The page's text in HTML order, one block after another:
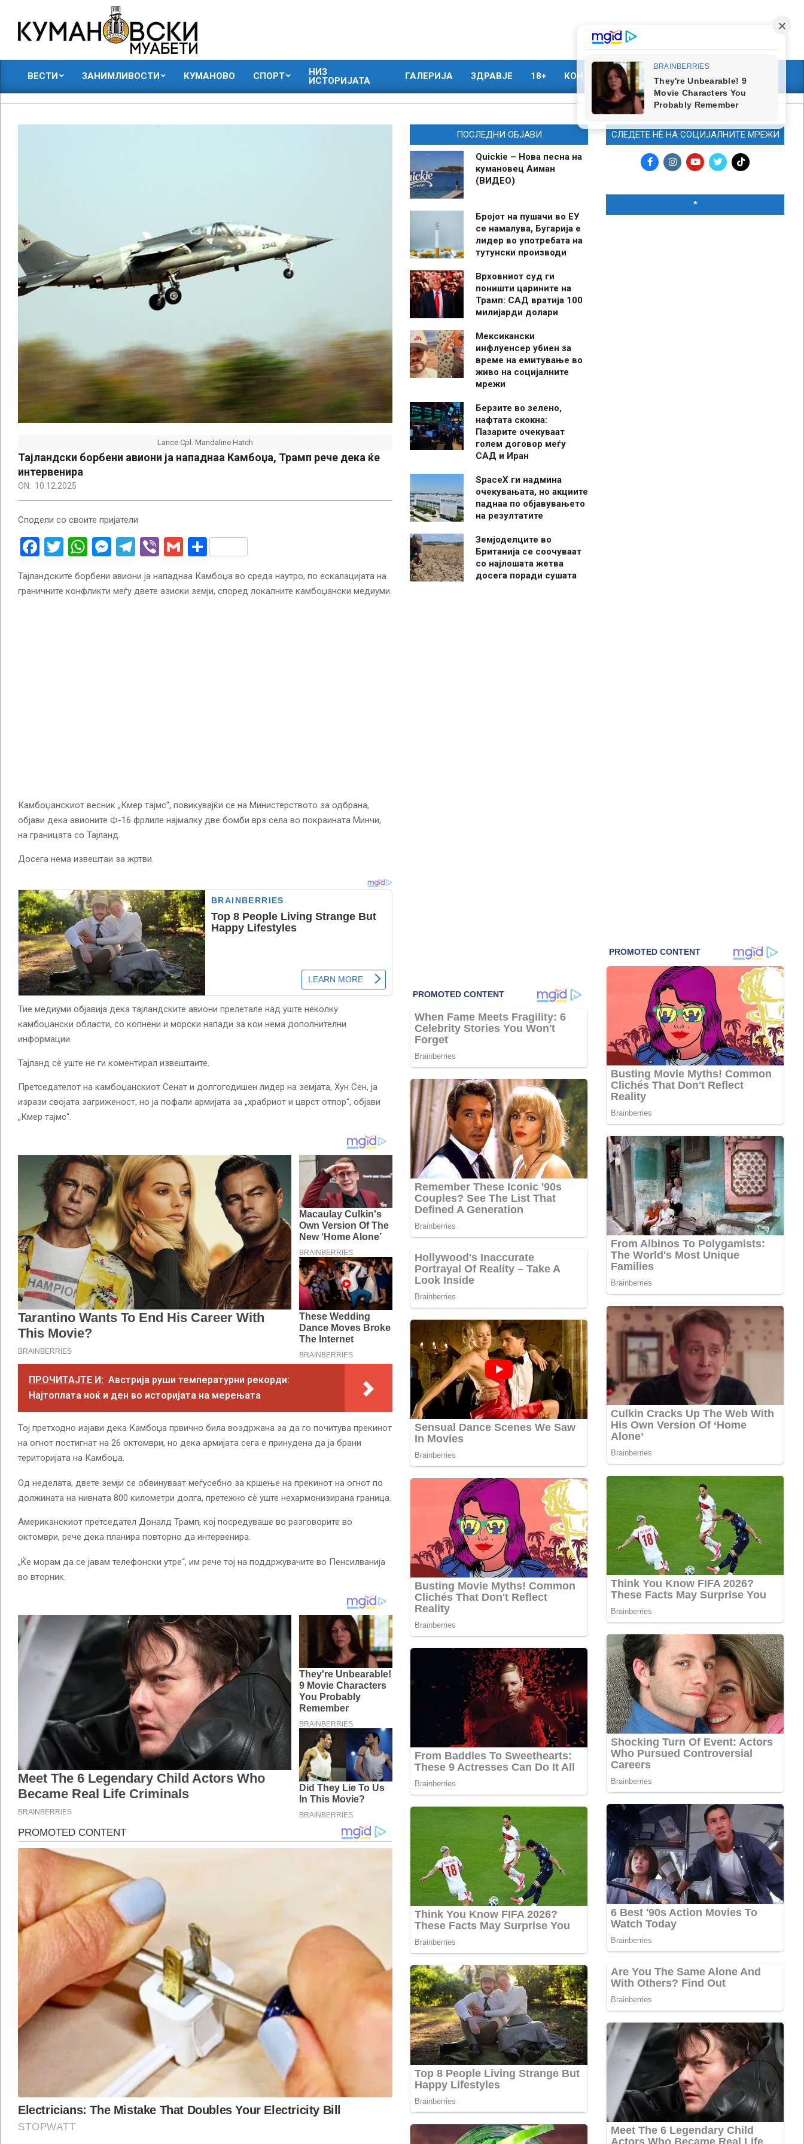
content
КУМАНОВСКИ
МУАБЕТИ
ВЕСТИ ЗАНИМЛИВОСТИ КУМАНОВО СПОРТ
НИЗ
ИСТОРИЈАТА
ГАЛЕРИЈА ЗДРАВЈЕ 18+ КОНТАКТ МАРКЕТИНГ
Lance Cpl. Mandaline Hatch
Тајландски борбени авиони ја нападнаа Камбоџа, Трамп рече дека ќе
интервенира
ON: 10.12.2025
Сподели со своите пријатели
Facebook
Twitter
WhatsApp
Messenger
Telegram
ViberGmailShare
Тајландските борбени авиони ја нападнаа Камбоџа во среда наутро, по ескалацијата на
граничните конфликти меѓу двете азиски земји, според локалните камбоџански медиуми.
Камбоџанскиот весник „Кмер тајмс“, повикувајќи се на Министерството за одбрана,
објави дека авионите Ф-16 фрлиле најмалку две бомби врз села во покраината Минчи,
на границата со Тајланд.
Досега нема извештаи за жртви.
Тие медиуми објавија дека тајландските авиони прелетале над уште неколку
камбоџански области, со копнени и морски напади за кои нема дополнителни
информации.
Тајланд сè уште не ги коментирал извештаите.
Претседателот на камбоџанскиот Сенат и долгогодишен лидер на земјата, Хун Сен, ја
изрази својата загриженост, но ја пофали армијата за „храбриот и цврст отпор“, објави
„Кмер тајмс“.
ПРОЧИТАЈТЕ И: Австрија руши температурни рекорди:
Најтоплата ноќ и ден во историјата на мерењата
Тој претходно изјави дека Камбоџа првично била воздржана за да го почитува прекинот
на огнот постигнат на 26 октомври, но дека армијата сега е принудена да ја брани
територијата на Камбоџа.
Од неделата, двете земји се обвинуваат меѓусебно за кршење на прекинот на огнот по
должината на нивната 800 километри долга, претежно сè уште нехармонизирана граница.
Американскиот претседател Доналд Трамп, кој посредуваше во разговорите во
октомври, рече дека планира повторно да интервенира.
„Ќе морам да се јавам телефонски утре“, им рече тој на поддржувачите во Пенсилванија
во вторник.
ПОСЛЕДНИ ОБЈАВИ
Quickie – Нова песна на
кумановец Аиман
(ВИДЕО)
Бројот на пушачи во ЕУ
се намалува, Бугарија е
лидер во употребата на
тутунски производи
Врховниот суд ги
поништи царините на
Трамп: САД вратија 100
милијарди долари
Мексикански
инфлуенсер убиен за
време на емитување во
живо на социјалните
мрежи
Берзите во зелено,
нафтата скокна:
Пазарите очекуваат
голем договор меѓу
САД и Иран
SpaceX ги надмина
очекувањата, но акциите
паднаа по објавувањето
на резултатите
Земјоделците во
Британија се соочуваат
со најлошата жетва
досега поради сушата
СЛЕДЕТЕ НЀ НА СОЦИЈАЛНИТЕ МРЕЖИ
*